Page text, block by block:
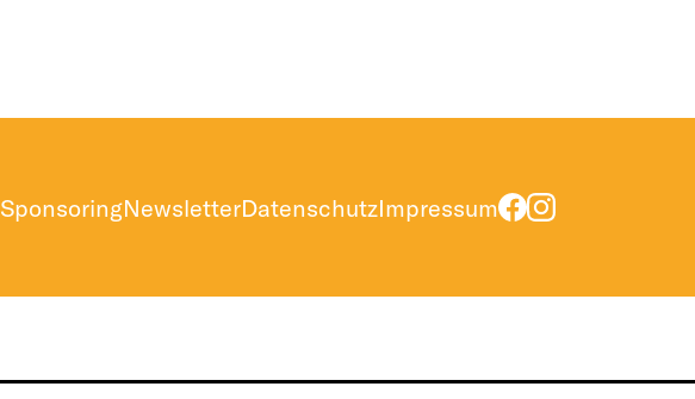
SponsoringNewsletterDatenschutzImpressum